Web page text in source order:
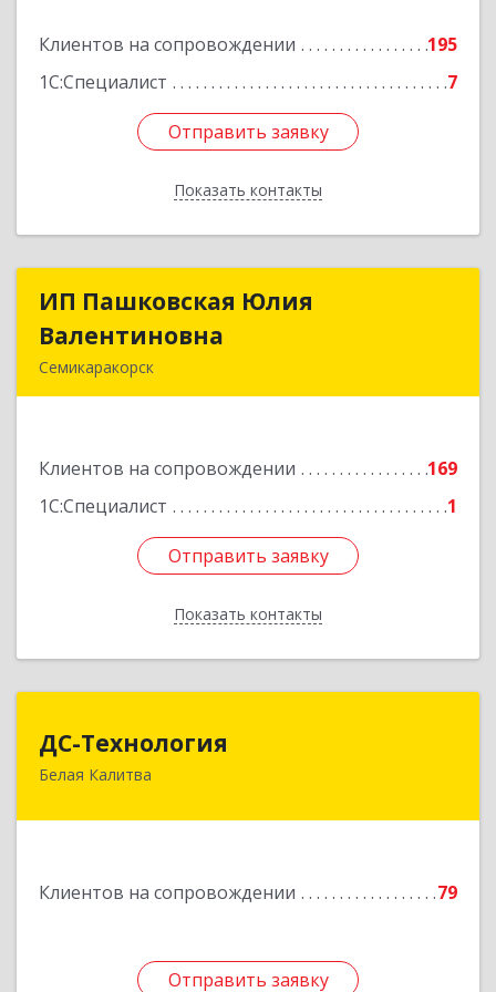
Клиентов на сопровождении
195
1С:Специалист
7
Отправить заявку
Показать контакты
Отправить заявку
Назад
ИП Пашковская Юлия
Валентиновна
Семикаракорск
Клиентов на сопровождении
169
1С:Специалист
1
Отправить заявку
Показать контакты
ИП Пашковская Юлия
Подробнее
Отправить заявку
Назад
ДС-Технология
Белая Калитва
Клиентов на сопровождении 79
Отправить заявку
347045, Ростовская обл, Белокалитвинский р-н,
Отправить заявку